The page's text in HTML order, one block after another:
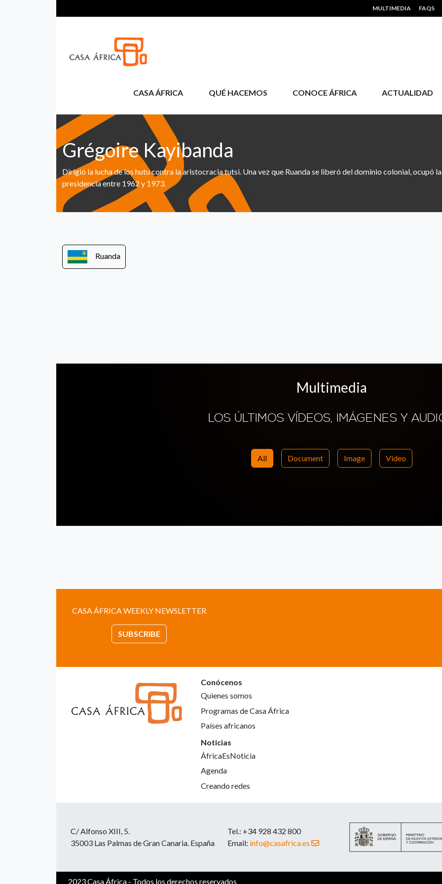
HEADER MENU
MULTIMEDIA FAQS
CASA ÁFRICA QUÉ HACEMOS CONOCE ÁFRICA ACTUALIDAD
Grégoire Kayibanda
Dirigió la lucha de los hutu contra la aristocracia tutsi. Una vez que Ruanda se liberó del dominio colonial, ocupó la
presidencia entre 1962 y 1973.
Ruanda
Multimedia
LOS ÚLTIMOS VÍDEOS, IMÁGENES Y
All Document Image Video
CASA ÁFRICA WEEKLY NEWSLETTER
SUBSCRIBE
Conócenos
Quienes somos
Programas de Casa África
Países africanos
Noticias
ÁfricaEsNoticia
Agenda
Creando redes
C/ Alfonso XIII, 5.
35003 Las Palmas de Gran Canaria. España
Tel.: +34 928 432 800
Email: info@casafrica.es
2023 Casa África - Todos los derechos reservados